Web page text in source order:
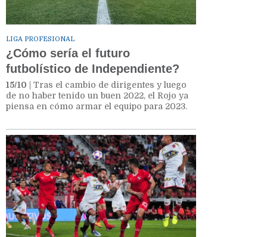
LIGA PROFESIONAL
¿Cómo sería el futuro
futbolístico de Independiente?
15/10 | Tras el cambio de dirigentes y luego
de no haber tenido un buen 2022, el Rojo ya
piensa en cómo armar el equipo para 2023.